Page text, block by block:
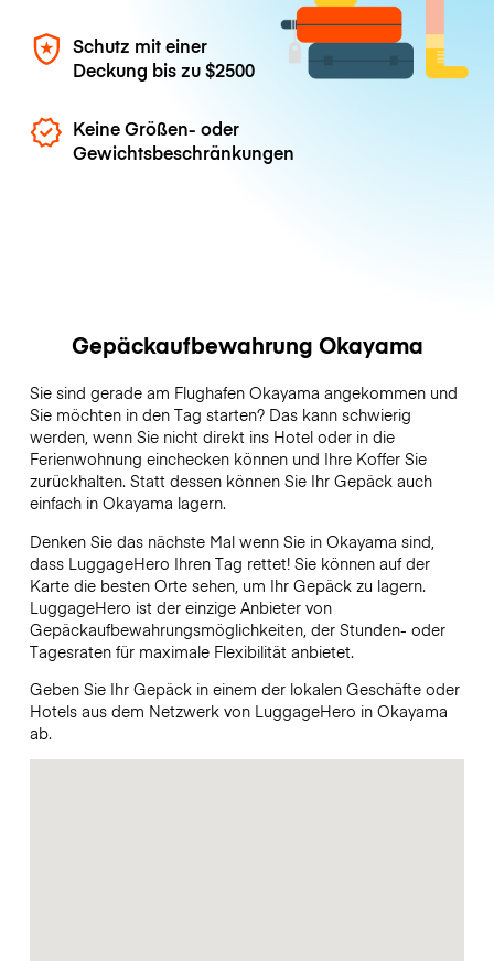
Schutz mit einer
Deckung bis zu$2500
Keine Größen- oder
Gewichtsbeschränkungen
Gepäckaufbewahrung Okayama
Sie sind gerade am Flughafen Okayama angekommen und
Sie möchten in den Tag starten? Das kann schwierig
werden, wenn Sie nicht direkt ins Hotel oder in die
Ferienwohnung einchecken können und Ihre Koffer Sie
zurückhalten. Statt dessen können Sie Ihr Gepäck auch
einfach in Okayama lagern.
Denken Sie das nächste Mal wenn Sie in Okayama sind,
dass LuggageHero Ihren Tag rettet! Sie können auf der
Karte die besten Orte sehen, um Ihr Gepäck zu lagern.
LuggageHero ist der einzige Anbieter von
Gepäckaufbewahrungsmöglichkeiten, der Stunden- oder
Tagesraten für maximale Flexibilität anbietet.
Geben Sie Ihr Gepäck in einem der lokalen Geschäfte oder
Hotels aus dem Netzwerk von LuggageHero in Okayama
ab.